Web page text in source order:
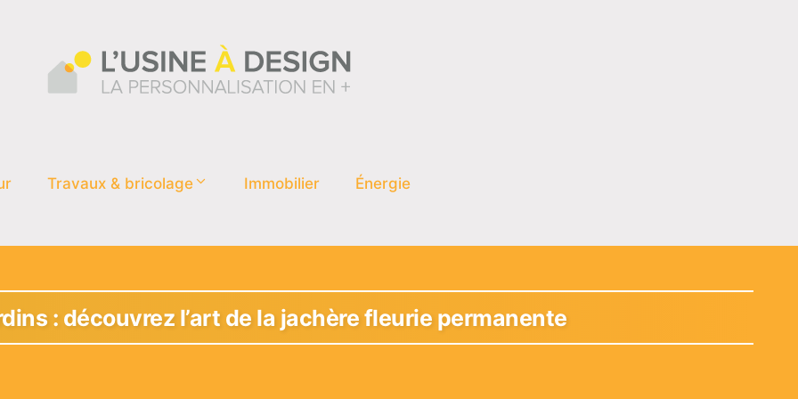
Travaux & bricolage Immobilier Énergie
: découvrez l’art de la jachère fleurie permanente